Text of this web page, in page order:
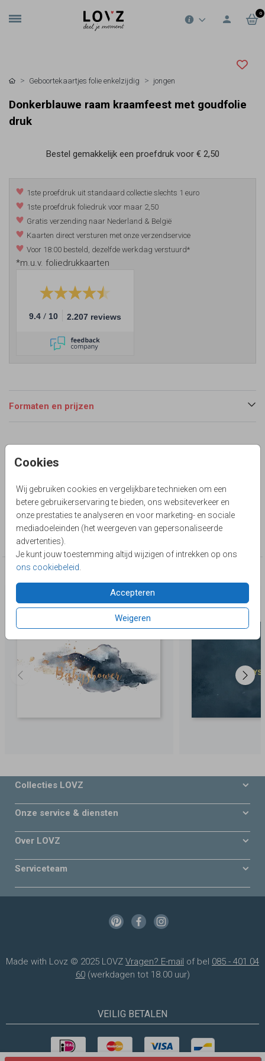
0
Cookies
Wij gebruiken cookies en vergelijkbare technieken om een
betere gebruikerservaring te bieden, ons websiteverkeer en
onze prestaties te analyseren en voor marketing- en sociale
mediadoeleinden (het weergeven van gepersonaliseerde
advertenties).
Je kunt jouw toestemming altijd wijzigen of intrekken op ons
ons cookiebeleid
Accepteren
Weigeren
Geboortekaartjes folie enkelzijdig jongen
Donkerblauwe raam kraamfeest met goudfolie
druk
Bestel gemakkelijk een proefdruk voor € 2,50
1ste proefdruk uit standaard collectie slechts 1 euro
1ste proefdruk foliedruk voor maar 2,50
Gratis verzending naar Nederland & België
Kaarten direct versturen met onze verzendservice
Voor 18:00 besteld, dezelfde werkdag verstuurd*
*m.u.v. foliedrukkaarten
9.4 / 10 2.207 reviews
Formaten en prijzen
Gaan jullie een kraam raam feest houden in de tuin? Mooie
donkerblauwe uitnodiging met goudfolie druk. Zelf maken
Collectie
jongen
Collecties LOVZ
Onze service & diensten
Over LOVZ
Serviceteam
Made with Lovz © 2025 LOVZ Vragen? E-mail of bel 085 - 401 04
60(werkdagen tot 18.00 uur)
VEILIG BETALEN